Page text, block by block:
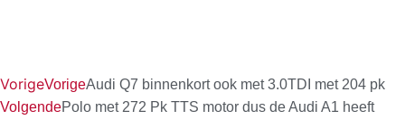
VorigeVorigeAudi Q7 binnenkort ook met 3.0TDI met 204 pk
VolgendePolo met 272 Pk TTS motor dus de Audi A1 heeft